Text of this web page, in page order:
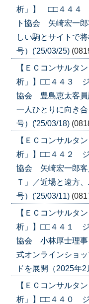
析」】 □□４４４
ト協会 矢崎宏一
しい駒とサイトで
号）('25/03/25)
【ＥＣコンサルタ
析」】□□４４３ ジ
協会 豊島恵太客
一人ひとりに向き
号）('25/03/18)
【ＥＣコンサルタ
析」】□□４４２ ジ
協会 矢崎宏一郎客
Ｔ」／近場と遠方
号）('25/03/11)
【ＥＣコンサルタ
析」】□□４４１ ジ
協会 小林厚士理
式オンラインショ
ドを展開（2025年
【ＥＣコンサルタ
析」】□□４４０ ジ